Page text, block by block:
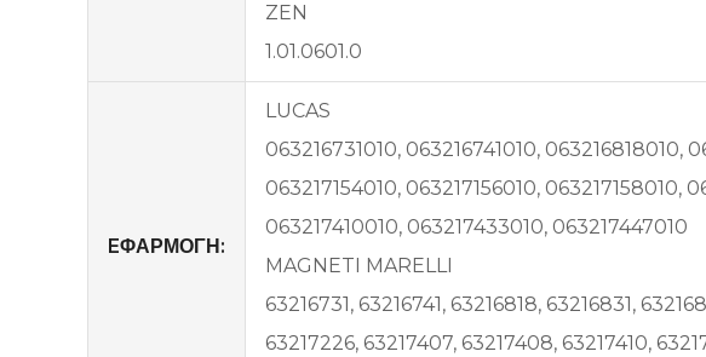
ZEN
1.01.0601.0
EΦΑΡΜΟΓΗ:
LUCAS
063216731010, 063216741010, 063216818010,
063217154010, 063217156010, 063217158010,
063217410010, 063217433010, 063217447010
MAGNETI MARELLI
63216731, 63216741, 63216818, 63216831,
63217226, 63217407, 63217408, 63217410,